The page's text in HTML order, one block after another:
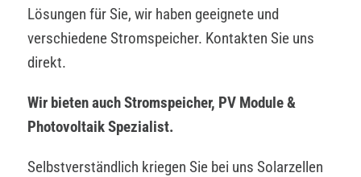
Lösungen für Sie, wir haben geeignete und
verschiedene Stromspeicher. Kontakten Sie uns
direkt.
Wir bieten auch Stromspeicher, PV Module &
Photovoltaik Spezialist.
Selbstverständlich kriegen Sie bei uns Solarzellen